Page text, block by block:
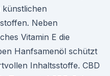
Neben
Vitamin E die
Hanfsamenöl schützt
Inhaltsstoffe. CBD